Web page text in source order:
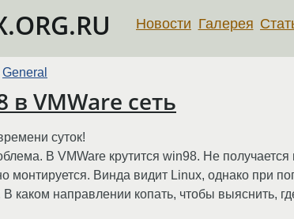
Новости Галерея
General
в VMWare сеть
суток!
В VMWare крутится win98. Не
монтируется. Винда видит Linux, однако при
В каком направлении копать, чтобы выяснить,